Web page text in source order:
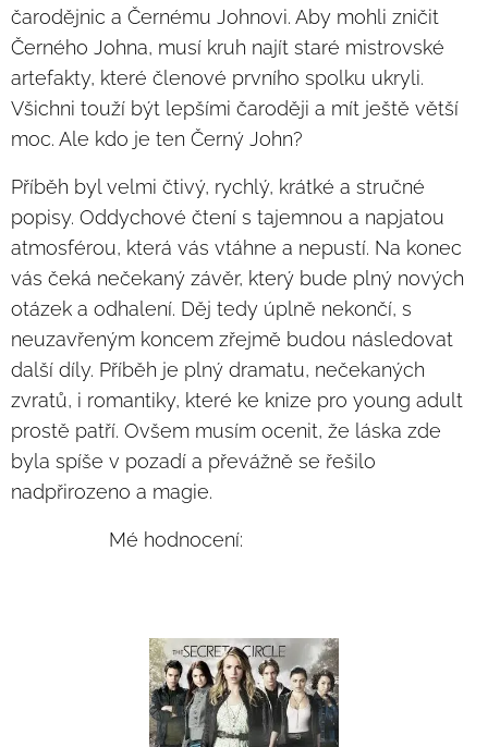
čarodějnic a Černému Johnovi. Aby mohli zničit
Černého Johna, musí kruh najít staré mistrovské
artefakty, které členové prvního spolku ukryli.
Všichni touží být lepšími čaroději a mít ještě větší
moc. Ale kdo je ten Černý John?
Příběh byl velmi čtivý, rychlý, krátké a stručné
popisy. Oddychové čtení s tajemnou a napjatou
atmosférou, která vás vtáhne a nepustí. Na konec
vás čeká nečekaný závěr, který bude plný nových
otázek a odhalení. Děj tedy úplně nekončí, s
neuzavřeným koncem zřejmě budou následovat
další díly. Příběh je plný dramatu, nečekaných
zvratů, i romantiky, které ke knize pro young adult
prostě patří. Ovšem musím ocenit, že láska zde
byla spíše v pozadí a převážně se řešilo
nadpřirozeno a magie.
Mé hodnocení: ⭐⭐⭐⭐⭐